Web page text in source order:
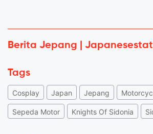
Berita Jepang |
Tags
Cosplay Japan Jepang
Sepeda Motor Knights Of Sidonia